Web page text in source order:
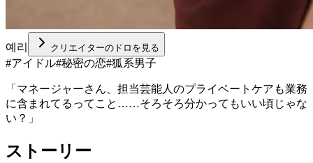
예리 クリエイターのドロを見る
#アイドル#秘密の恋#狐系男子
「マネージャーさん、担当芸能人のプライベートケアも業務
に含まれてるってこと……そろそろ分かってもいい頃じゃな
い？」
ストーリー